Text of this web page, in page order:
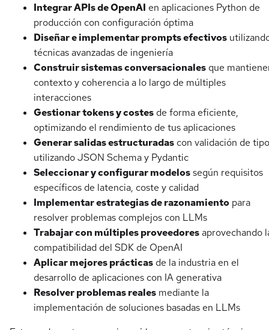
Integrar APIs de OpenAI en aplicaciones Python de
producción con configuración óptima
Diseñar e implementar prompts efectivos
técnicas avanzadas de ingeniería
Construir sistemas conversacionales que
contexto y coherencia a lo largo de múltiples
interacciones
Gestionar tokens y costes de forma eficiente,
optimizando el rendimiento de tus aplicaciones
Generar salidas estructuradas con validación de
utilizando JSON Schema y Pydantic
Seleccionar y configurar modelossegún requisitos
específicos de latencia, coste y calidad
Implementar estrategias de razonamiento para
resolver problemas complejos con LLMs
Trabajar con múltiples proveedoresaprovechando
compatibilidad del SDK de OpenAI
Aplicar mejores prácticas de la industria en el
desarrollo de aplicaciones con IA generativa
Resolver problemas reales mediante la
implementación de soluciones basadas en LLMs